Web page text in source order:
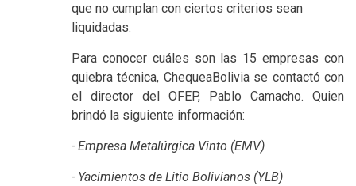
que no cumplan con ciertos criterios sean
liquidadas.
Para conocer cuáles son las 15 empresas con
quiebra técnica, ChequeaBolivia se contactó con
el director del OFEP, Pablo Camacho. Quien
brindó la siguiente información:
- Empresa Metalúrgica Vinto (EMV)
- Yacimientos de Litio Bolivianos (YLB)